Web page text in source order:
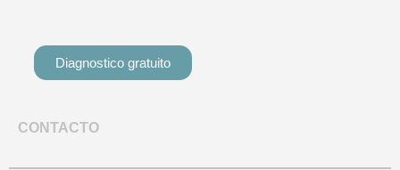
Diagnostico gratuito
CONTACTO